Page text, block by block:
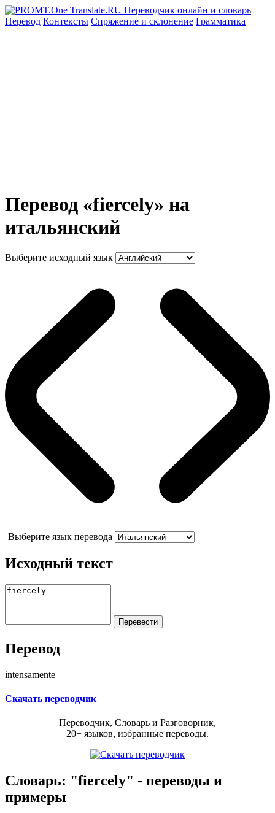
Перевод Контексты Спряжение и склонение Грамматика
Перевод «fiercely» на
итальянский
Выберите исходный язык
Выберите язык перевода
Исходный текст
Перевод
intensamente
Скачать переводчик
Переводчик, Словарь и Разговорник,
20+ языков, избранные переводы.
Словарь: "fiercely" - переводы и
примеры